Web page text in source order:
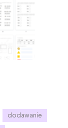
dodawanie